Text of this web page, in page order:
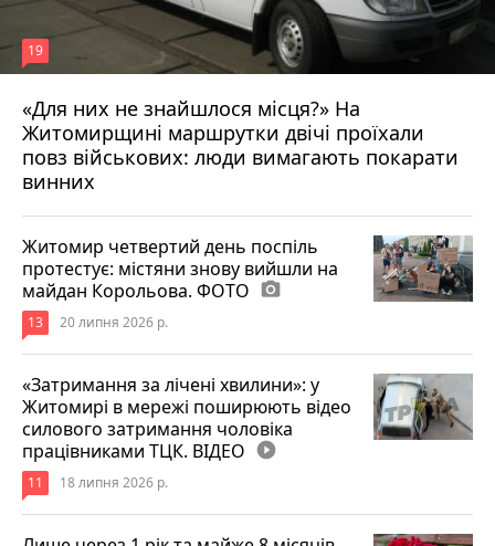
«Для них не знайшлося місця?» На
Житомирщині маршрутки двічі проїхали
повз військових: люди вимагають покарати
винних
19
17 липня 2026 р.
Житомир четвертий день поспіль
протестує: містяни знову вийшли на
майдан Корольова. ФОТО photo_camera
13 20 липня 2026 р.
«Затримання за лічені хвилини»: у
Житомирі в мережі поширюють відео
силового затримання чоловіка
працівниками ТЦК. ВІДЕО play_circle_filled
11 18 липня 2026 р.